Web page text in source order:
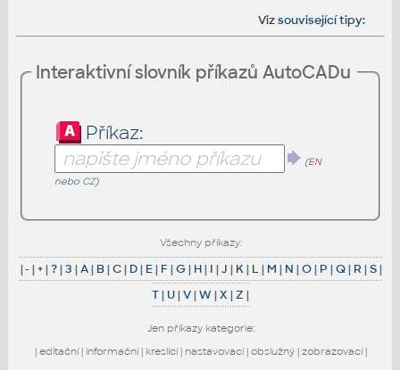
Vizsouvisející tipy:
Interaktivní slovník příkazů AutoCADu
Příkaz:
(EN
nebo CZ)
Všechny příkazy:
|- |+|?|3 |A| B|C| D| E| F |G| H| I |J | K| L | M | N |O| P |Q| R |S|
T| U|V|W|X |Z |
Jen příkazy kategorie:
| editační| informační| kreslicí| nastavovací| obslužný| zobrazovací|